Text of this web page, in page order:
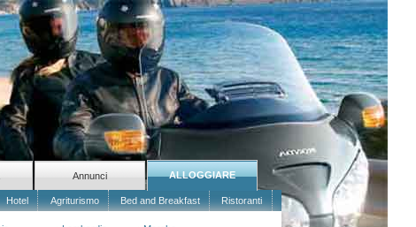
Annunci ALLOGGIARE
Hotel Agriturismo Bed and Breakfast
Ristoranti